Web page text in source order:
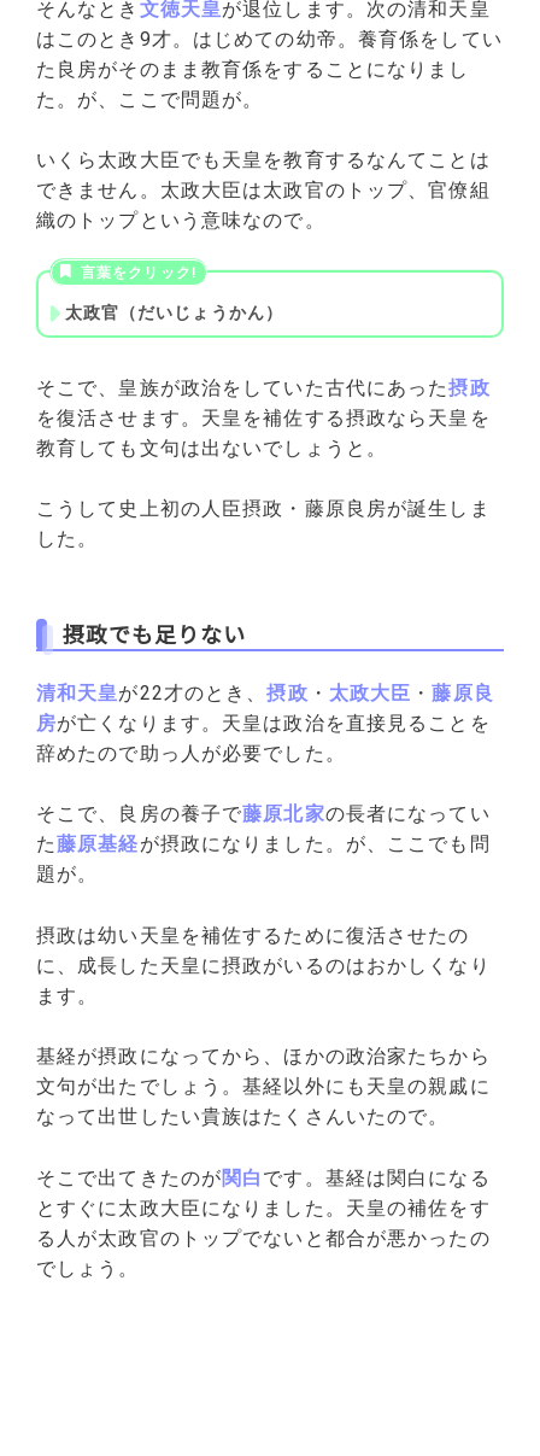
そんなとき 文徳天皇が退位します。次の清和天皇
はこのとき9才。はじめての幼帝。養育係をしてい
た良房がそのまま教育係をすることになりまし
た。が、ここで問題が。
いくら太政大臣でも天皇を教育するなんてことは
できません。太政大臣は太政官のトップ、官僚組
織のトップという意味なので。
太政官（だいじょうかん）
そこで、皇族が政治をしていた古代にあった摂政
を復活させます。天皇を補佐する摂政なら天皇を
教育しても文句は出ないでしょうと。
こうして史上初の人臣摂政・藤原良房が誕生しま
した。
摂政でも足りない
清和天皇が22才のとき、摂政 ・ 太政大臣 ・藤原良
房が亡くなります。天皇は政治を直接見ることを
辞めたので助っ人が必要でした。
そこで、良房の養子で藤原北家の長者になってい
た藤原基経が摂政になりました。が、ここでも問
題が。
摂政は幼い天皇を補佐するために復活させたの
に、成長した天皇に摂政がいるのはおかしくなり
ます。
基経が摂政になってから、ほかの政治家たちから
文句が出たでしょう。基経以外にも天皇の親戚に
なって出世したい貴族はたくさんいたので。
そこで出てきたのが関白 です。基経は関白になる
とすぐに太政大臣になりました。天皇の補佐をす
る人が太政官のトップでないと都合が悪かったの
でしょう。